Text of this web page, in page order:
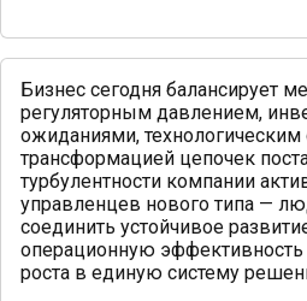
Бизнес сегодня балансирует
регуляторным давлением,
ожиданиями, технологическим
трансформацией цепочек
турбулентности компании
управленцев нового типа —
соединить устойчивое
операционную эффективность
роста в единую систему